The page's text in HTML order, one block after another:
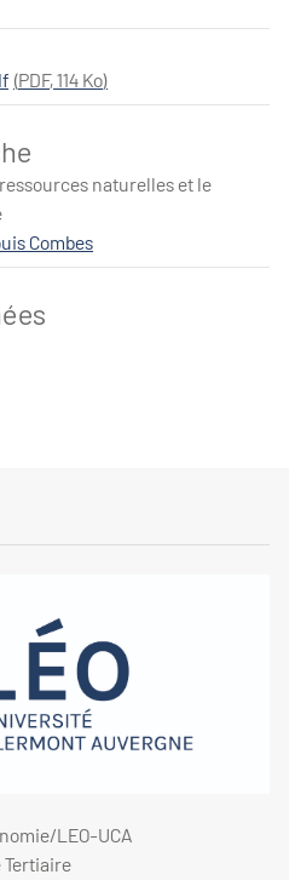
(PDF,114 Ko)
naturelles et le
Combes
LEO-UCA
Tertiaire